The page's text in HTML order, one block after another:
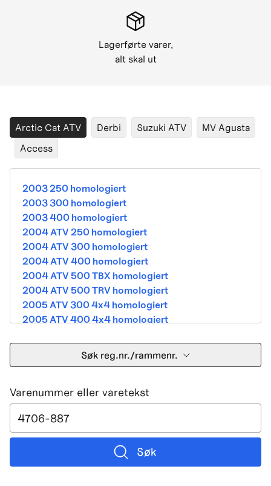
Lagerførte varer,
alt skal ut
Arctic Cat ATV Derbi Suzuki ATV
MV Agusta
Access
2003 250 homologiert
2003 300 homologiert
2003 400 homologiert
2004 ATV 250 homologiert
2004 ATV 300 homologiert
2004 ATV 400 homologiert
2004 ATV 500 TBX homologiert
2004 ATV 500 TRV homologiert
2005 ATV 300 4x4 homologiert
2005 ATV 400 4x4 homologiert
2005 ATV 500 TRV homologiert
2005 ATV 500i 4x4A homologiert
2005 DVX 400 street homologiert
2006 250 Utility Street Legal
2006 400 Street Legal
2006 400 3in1 Street Legal
2006 400 dvx street-2x4 homologated b390b
2006 500 4x4A Street Legal
Søk reg.nr./rammenr.
Varenummer eller varetekst
Søk